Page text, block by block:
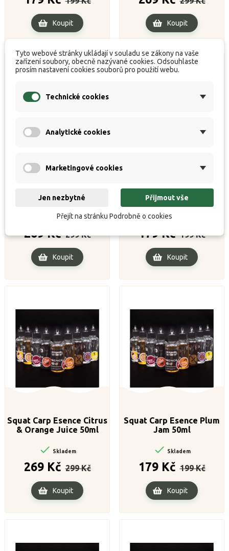
cena
Koupit
cena
Koupit
Anchovy+ 50ml
Skladem
269 Kč cena
299 Kč
Koupit
Squat Carp Esence Banana
50ml
Skladem
179 Kč cena
199 Kč
Koupit
Squat Carp Esence Citrus
& Orange Juice 50ml
 Skladem
269 Kč cena
299 Kč
Cena
Koupit
Squat Carp Esence Plum
Jam 50ml
 Skladem
179 Kč cena
199 Kč
Cena
Koupit
Tyto webové stránky ukládají v souladu se zákony na vaše
zařízení soubory, obecně nazývané cookies. Odsouhlaste
prosím nastavení cookies souborů pro použití webu.
Technické cookies
Analytické cookies
Marketingové cookies
Jen nezbytné Přijmout vše
Přejít na stránku Podrobně o cookies